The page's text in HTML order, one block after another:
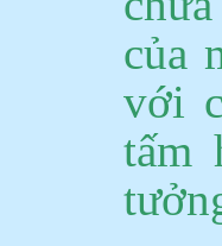
của
với
tấm